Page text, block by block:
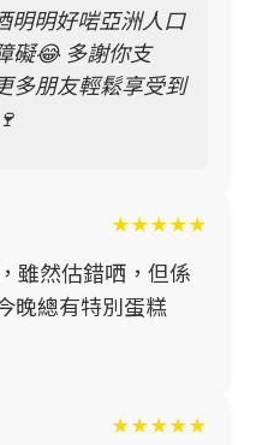
明明好啱亞洲人口
礙😂 多謝你支
多朋友輕鬆享受到
★★★★★
雖然估錯哂，但係
晚總有特別蛋糕
★★★★★